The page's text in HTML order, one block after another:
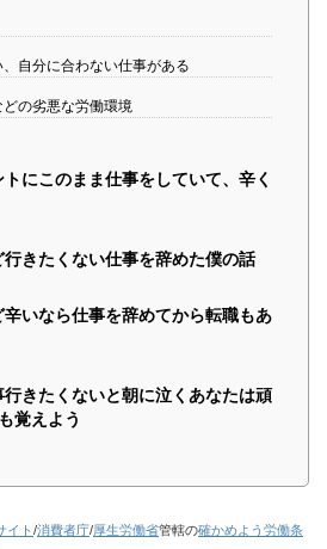
自分に合わない仕事がある
の劣悪な労働環境
にこのまま仕事をしていて、辛く
きたくない仕事を辞めた僕の話
いなら仕事を辞めてから転職もあ
行きたくないと朝に泣くあなたは頑
覚えよう
イト /消費者庁/厚生労働省管轄の確かめよう労働条